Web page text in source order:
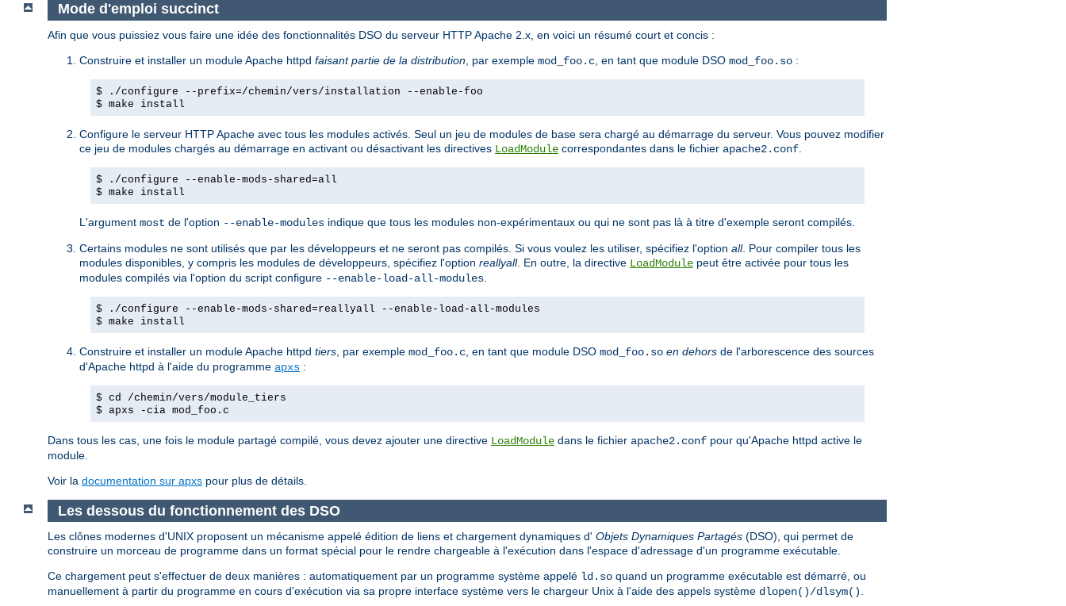
Mode d'emploi succinct
Afin que vous puissiez vous faire une idée des fonctionnalités DSO du serveur HTTP Apache 2.x, en voici un résumé court et concis :
Construire et installer un module Apache httpd faisant partie de la distribution , par exemple mod_foo.c , en tant que module DSO mod_foo.so :
$ ./configure --prefix=/chemin/vers/installation --enable-foo
$ make install
Configure le serveur HTTP Apache avec tous les modules activés. Seul un jeu de modules de base sera chargé au démarrage du serveur. Vous pouvez modifier
ce jeu de modules chargés au démarrage en activant ou désactivant les directives LoadModule correspondantes dans le fichier apache2.conf
$ ./configure --enable-mods-shared=all
$ make install
L'argument most de l'option --enable-modules indique que tous les modules non-expérimentaux ou qui ne sont pas là à titre d'exemple seront compilés.
Certains modules ne sont utilisés que par les développeurs et ne seront pas compilés. Si vous voulez les utiliser, spécifiez l'option all. Pour compiler tous les
modules disponibles, y compris les modules de développeurs, spécifiez l'option reallyall. En outre, la directive LoadModule peut être activée pour tous les
modules compilés via l'option du script configure --enable-load-all-modules
$ ./configure --enable-mods-shared=reallyall --enable-load-all-modules
$ make install
Construire et installer un module Apache httpd tiers , par exemple mod_foo.c , en tant que module DSO mod_foo.so en dehors de l'arborescence des sources
d'Apache httpd à l'aide du programme apxs :
$ cd /chemin/vers/module_tiers
$ apxs -cia mod_foo.c
Dans tous les cas, une fois le module partagé compilé, vous devez ajouter une directive LoadModule dans le fichier apache2.conf pour qu'Apache httpd active le
module.
Voir la documentation sur apxs pour plus de détails.
Les dessous du fonctionnement des DSO
Les clônes modernes d'UNIX proposent un mécanisme appelé édition de liens et chargement dynamiques d' Objets Dynamiques Partagés (DSO), qui permet de
construire un morceau de programme dans un format spécial pour le rendre chargeable à l'exécution dans l'espace d'adressage d'un programme exécutable.
Ce chargement peut s'effectuer de deux manières : automatiquement par un programme système appelé ld.so quand un programme exécutable est démarré, ou
manuellement à partir du programme en cours d'exécution via sa propre interface système vers le chargeur Unix à l'aide des appels système dlopen()/dlsym().